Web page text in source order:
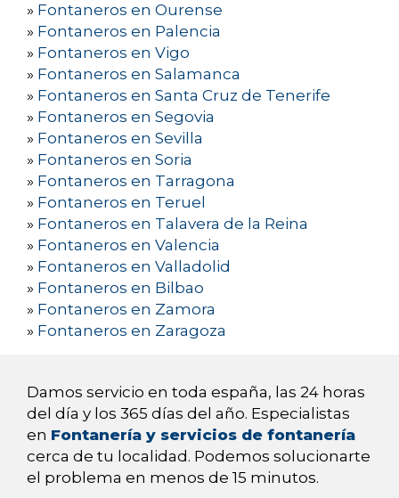
» Fontaneros en Ourense
» Fontaneros en Palencia
» Fontaneros en Vigo
» Fontaneros en Salamanca
» Fontaneros en Santa Cruz de Tenerife
» Fontaneros en Segovia
» Fontaneros en Sevilla
» Fontaneros en Soria
» Fontaneros en Tarragona
» Fontaneros en Teruel
» Fontaneros en Talavera de la Reina
» Fontaneros en Valencia
» Fontaneros en Valladolid
» Fontaneros en Bilbao
» Fontaneros en Zamora
» Fontaneros en Zaragoza
Damos servicio en toda españa, las 24 horas
del día y los 365 días del año. Especialistas
en Fontanería y servicios de fontanería
cerca de tu localidad. Podemos solucionarte
el problema en menos de 15 minutos.